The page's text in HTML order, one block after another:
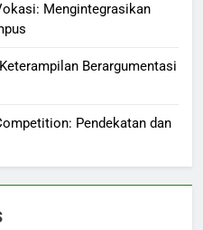
Mengintegrasikan
Berargumentasi
Pendekatan dan